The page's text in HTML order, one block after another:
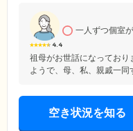
活のなかでのサポートや
係」づくりを行っています
4.4
一人ずつ個室
祖母がお世話になってお
ようで、母、私、親戚一同
空き状況を知る